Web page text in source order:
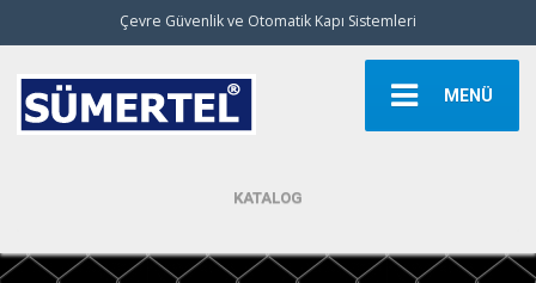
Çevre Güvenlik ve Otomatik Kapı Sistemleri
MENÜ
KATALOG